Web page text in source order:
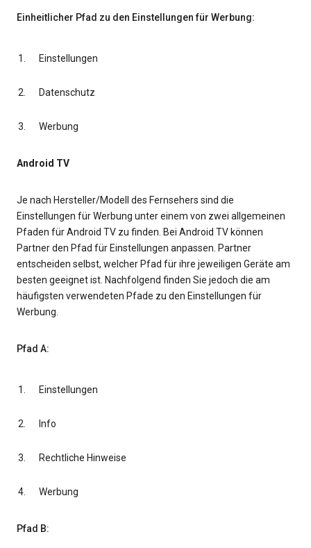
Einheitlicher Pfad zu den Einstellungen für Werbung:
Einstellungen
Datenschutz
Werbung
Android TV
Je nach Hersteller/Modell des Fernsehers sind die
Einstellungen für Werbung unter einem von zwei allgemeinen
Pfaden für Android TV zu finden. Bei Android TV können
Partner den Pfad für Einstellungen anpassen. Partner
entscheiden selbst, welcher Pfad für ihre jeweiligen Geräte am
besten geeignet ist. Nachfolgend finden Sie jedoch die am
häufigsten verwendeten Pfade zu den Einstellungen für
Werbung.
Pfad A:
Einstellungen
Info
Rechtliche Hinweise
Werbung
Pfad B: